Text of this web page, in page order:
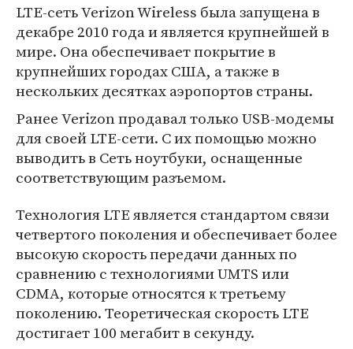
LTE-сеть Verizon Wireless была запущена в
декабре 2010 года и является крупнейшей в
мире. Она обеспечивает покрытие в
крупнейших городах США, а также в
нескольких десятках аэропортов страны.
Ранее Verizon продавал только USB-модемы
для своей LTE-сети. С их помощью можно
выводить в Сеть ноутбуки, оснащенные
соответствующим разъемом.
Технология LTE является стандартом связи
четвертого поколения и обеспечивает более
высокую скорость передачи данных по
сравнению с технологиями UMTS или
CDMA, которые относятся к третьему
поколению. Теоретическая скорость LTE
достигает 100 мегабит в секунду.